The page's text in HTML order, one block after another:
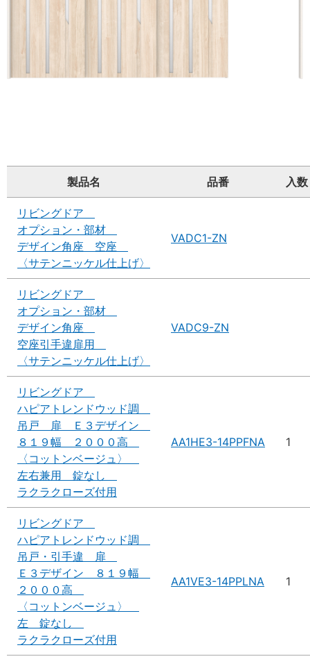
製品名 品番 入数
リビングドア
オプション・部材
デザイン角座 空座
〈サテンニッケル仕上げ〉
VADC1-ZN
リビングドア
オプション・部材
デザイン角座
空座引手違扉用
〈サテンニッケル仕上げ〉
VADC9-ZN
リビングドア
ハピアトレンドウッド調
吊戸 扉 Ｅ３デザイン
８１９幅 ２０００高
〈コットンベージュ〉
左右兼用 錠なし
ラクラクローズ付用
AA1HE3-14PPFNA 1
リビングドア
ハピアトレンドウッド調
吊戸・引手違 扉
Ｅ３デザイン ８１９幅
２０００高
〈コットンベージュ〉
左 錠なし
ラクラクローズ付用
AA1VE3-14PPLNA 1